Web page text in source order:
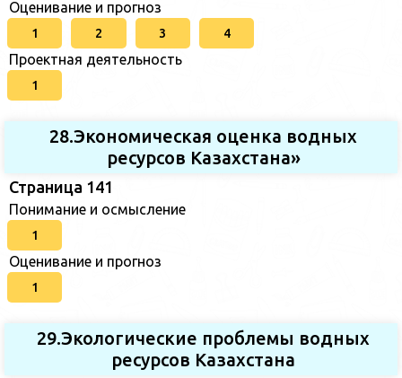
Оценивание и прогноз
1 2 3 4
Проектная деятельность
1
28.Экономическая оценка водных
ресурсов Казахстана»
Страница 141
Понимание и осмысление
1
Оценивание и прогноз
1
29.Экологические проблемы водных
ресурсов Казахстана